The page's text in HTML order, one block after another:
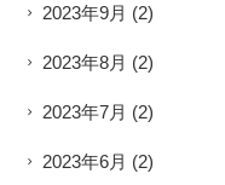
2023年9月 (2)
2023年8月 (2)
2023年7月 (2)
2023年6月 (2)